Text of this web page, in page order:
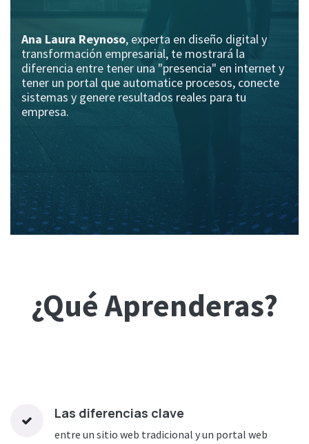
Ana Laura Reynoso, experta en diseño digital y
transformación empresarial, te mostrará la
diferencia entre tener una "presencia" en internet y
tener un portal que automatice procesos, conecte
sistemas y genere resultados reales para tu
empresa.
¿Qué Aprenderas?
Las diferencias clave
entre un sitio web tradicional y un portal web